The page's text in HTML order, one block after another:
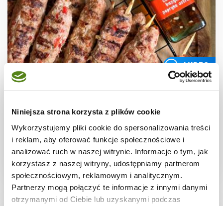
Niniejsza strona korzysta z plików cookie
Wykorzystujemy pliki cookie do spersonalizowania treści
i reklam, aby oferować funkcje społecznościowe i
analizować ruch w naszej witrynie. Informacje o tym, jak
korzystasz z naszej witryny, udostępniamy partnerom
społecznościowym, reklamowym i analitycznym.
Partnerzy mogą połączyć te informacje z innymi danymi
otrzymanymi od Ciebie lub uzyskanymi podczas
WIDEO
Grillowane kofty z mięsa mielonego
30 min. 1805 kcal 4